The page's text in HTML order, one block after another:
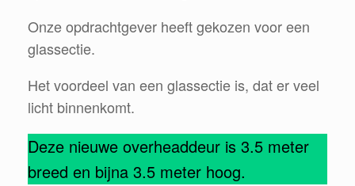
Onze opdrachtgever heeft gekozen voor een
glassectie.
Het voordeel van een glassectie is, dat er veel
licht binnenkomt.
Deze nieuwe overheaddeur is 3.5 meter
breed en bijna 3.5 meter hoog.